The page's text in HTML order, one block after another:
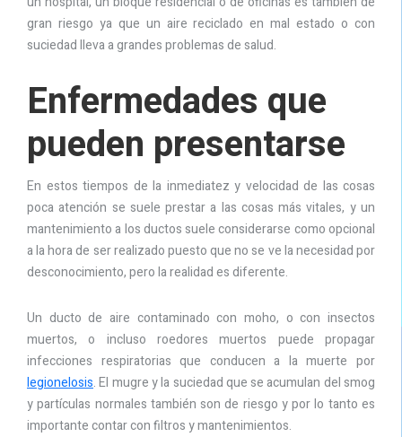
gran riesgo ya que un aire reciclado en mal estado o con
suciedad lleva a grandes problemas de salud.
Enfermedades que
pueden presentarse
En estos tiempos de la inmediatez y velocidad de las cosas
poca atención se suele prestar a las cosas más vitales, y un
mantenimiento a los ductos suele considerarse como opcional
a la hora de ser realizado puesto que no se ve la necesidad por
desconocimiento, pero la realidad es diferente.
Un ducto de aire contaminado con moho, o con insectos
muertos, o incluso roedores muertos puede propagar
infecciones respiratorias que conducen a la muerte por
legionelosis. El mugre y la suciedad que se acumulan del smog
y partículas normales también son de riesgo y por lo tanto es
importante contar con filtros y mantenimientos.